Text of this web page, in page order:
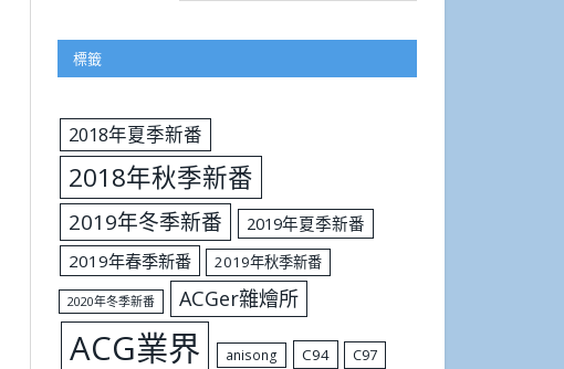
標籤
2018年夏季新番
2018年秋季新番
2019年冬季新番
2019年夏季新番
2019年春季新番
2019年秋季新番
2020年冬季新番 ACGer雜燴所
ACG業界 anisong C94 C97